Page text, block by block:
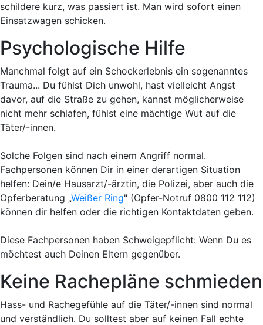
schildere kurz, was passiert ist. Man wird sofort einen
Einsatzwagen schicken.
Psychologische Hilfe
Manchmal folgt auf ein Schockerlebnis ein sogenanntes
Trauma... Du fühlst Dich unwohl, hast vielleicht Angst
davor, auf die Straße zu gehen, kannst möglicherweise
nicht mehr schlafen, fühlst eine mächtige Wut auf die
Täter/-innen.
Solche Folgen sind nach einem Angriff normal.
Fachpersonen können Dir in einer derartigen Situation
helfen: Dein/e Hausarzt/-ärztin, die Polizei, aber auch die
Opferberatung „Weißer Ring" (Opfer-Notruf 0800 112 112)
können dir helfen oder die richtigen Kontaktdaten geben.
Diese Fachpersonen haben Schweigepflicht: Wenn Du es
möchtest auch Deinen Eltern gegenüber.
Keine Rachepläne schmieden
Hass- und Rachegefühle auf die Täter/-innen sind normal
und verständlich. Du solltest aber auf keinen Fall echte